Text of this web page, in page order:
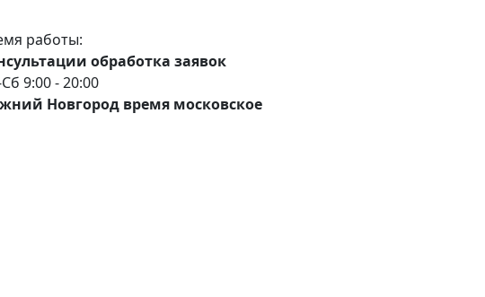
работы:
обработка заявок
9:00 - 20:00
Новгород время московское